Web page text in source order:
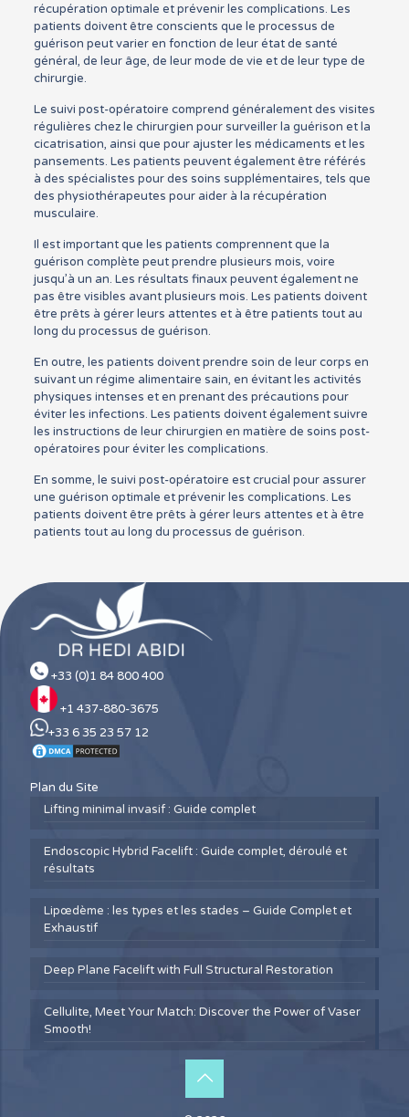
récupération optimale et prévenir les complications. Les
patients doivent être conscients que le processus de
guérison peut varier en fonction de leur état de santé
général, de leur âge, de leur mode de vie et de leur type de
chirurgie.
Le suivi post-opératoire comprend généralement des visites
régulières chez le chirurgien pour surveiller la guérison et la
cicatrisation, ainsi que pour ajuster les médicaments et les
pansements. Les patients peuvent également être référés
à des spécialistes pour des soins supplémentaires, tels que
des physiothérapeutes pour aider à la récupération
musculaire.
Il est important que les patients comprennent que la
guérison complète peut prendre plusieurs mois, voire
jusqu’à un an. Les résultats finaux peuvent également ne
pas être visibles avant plusieurs mois. Les patients doivent
être prêts à gérer leurs attentes et à être patients tout au
long du processus de guérison.
En outre, les patients doivent prendre soin de leur corps en
suivant un régime alimentaire sain, en évitant les activités
physiques intenses et en prenant des précautions pour
éviter les infections. Les patients doivent également suivre
les instructions de leur chirurgien en matière de soins post-
opératoires pour éviter les complications.
En somme, le suivi post-opératoire est crucial pour assurer
une guérison optimale et prévenir les complications. Les
patients doivent être prêts à gérer leurs attentes et à être
patients tout au long du processus de guérison.
+33 (0)1 84 800 400
+1 437-880-3675
+33 6 35 23 57 12
Plan du Site
Lifting minimal invasif : Guide complet
Endoscopic Hybrid Facelift : Guide complet, déroulé et
résultats
Lipœdème : les types et les stades – Guide Complet et
Exhaustif
Deep Plane Facelift with Full Structural Restoration
Cellulite, Meet Your Match: Discover the Power of Vaser
Smooth!